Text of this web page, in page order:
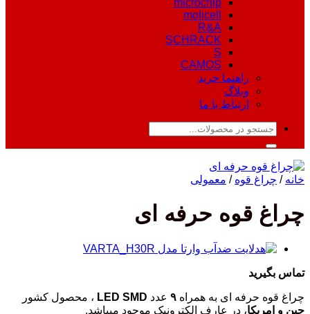
microchip
molicell
R&A
SCHRACK
S
CAMOS
راهنما خرید
وبلاگ
ارتباط با ما
جستجو
خانه / چراغ قوه / معمولی
چراغ قوه حرفه ای
تماس بگیرید
چراغ قوه حرفه ای به همراه ۹ عدد LED SMD ، محصول کشور
چین و امریکا، در عارف الکترونیک موجود میباشد.